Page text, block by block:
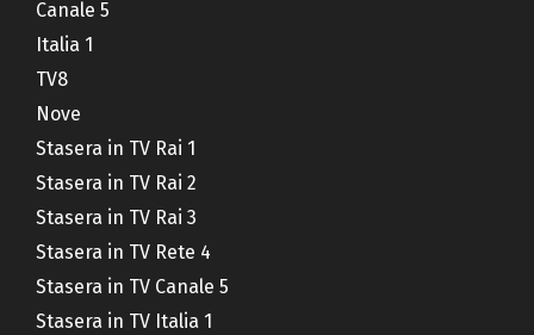
Canale 5
Italia 1
TV8
Nove
Stasera in TV Rai 1
Stasera in TV Rai 2
Stasera in TV Rai 3
Stasera in TV Rete 4
Stasera in TV Canale 5
Stasera in TV Italia 1